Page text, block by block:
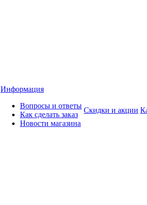
Информация
Вопросы и ответы
Как сделать заказ
Новости магазина
Скидки и акции